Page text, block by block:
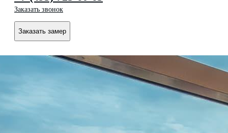
Заказать звонок
Заказать замер